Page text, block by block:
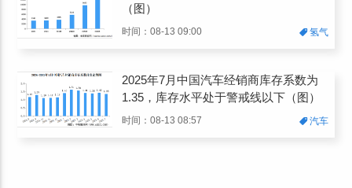
（图）
时间：08-13 09:00 氢气
2025年7月中国汽车经销商库存系数为
1.35，库存水平处于警戒线以下（图）
时间：08-13 08:57 汽车